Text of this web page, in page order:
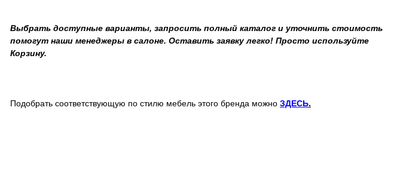
Выбрать доступные варианты, запросить полный каталог и уточнить стоимость
помогут наши менеджеры в салоне. Оставить заявку легко! Просто используйте
Корзину.
Подобрать соответствующую по стилю мебель этого бренда можно ЗДЕСЬ.